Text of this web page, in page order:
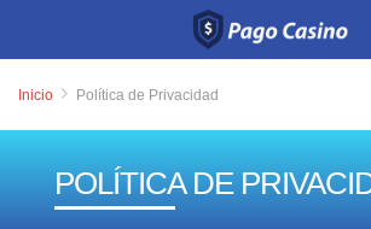
Inicio Política de Privacidad
POLÍTICA DE